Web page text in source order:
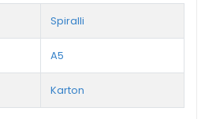
Spiralli
A5
Karton